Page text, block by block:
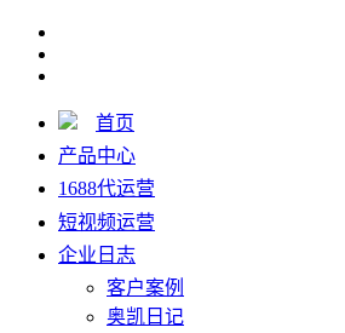
首页
产品中心
1688代运营
短视频运营
企业日志
客户案例
奥凯日记